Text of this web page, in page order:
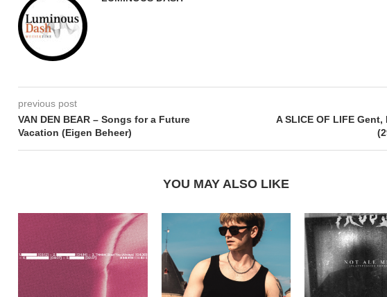
previous post
VAN DEN BEAR – Songs for a Future
Vacation (Eigen Beheer)
A SLICE OF LIFE
YOU MAY ALSO LIKE